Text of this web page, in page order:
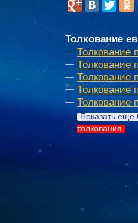
Толкование
Толкование
Толкование
Толкование
Толкование
Толкование
Показать еще
толкования